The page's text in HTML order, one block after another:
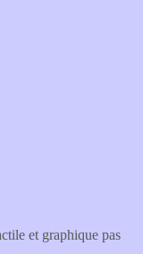
et graphique pas